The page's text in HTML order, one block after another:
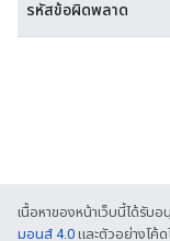
รหัสข้อผิดพลาด
เนื้อหาของหน้าเว็บนี้ได้รับ
มอนส์ 4.0 และตัวอย่างโค้